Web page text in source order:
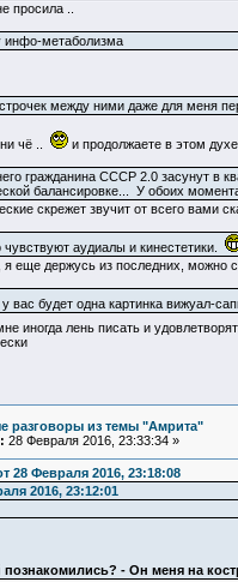
просила ..
инфо-метаболизма
между ними даже для меня
чё ..
и продолжаете в этом духе
гражданина СССР 2.0 засунут в
балансировке... У обоих
скрежет звучит от всего вами
аудиалы и кинестетики.
еще держусь из последних, можно
вас будет одна картинка вижуал-
иногда лень писать и
разговоры из темы "Амрита"
28 Февраля 2016, 23:33:34 »
28 Февраля 2016, 23:18:08
2016, 23:12:01
- Он меня на